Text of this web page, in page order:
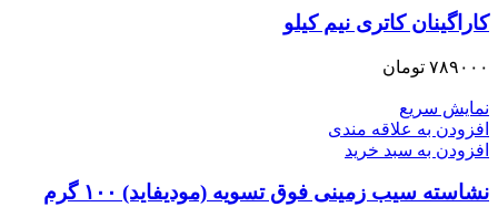
کاراگینان کاتری نیم کیلو
۷۸۹۰۰۰ تومان
نمایش سریع
افزودن به علاقه مندی
افزودن به سبد خرید
نشاسته سیب زمینی فوق تسویه (مودیفاید) ۱۰۰ گرم